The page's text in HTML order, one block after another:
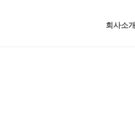
회사소개